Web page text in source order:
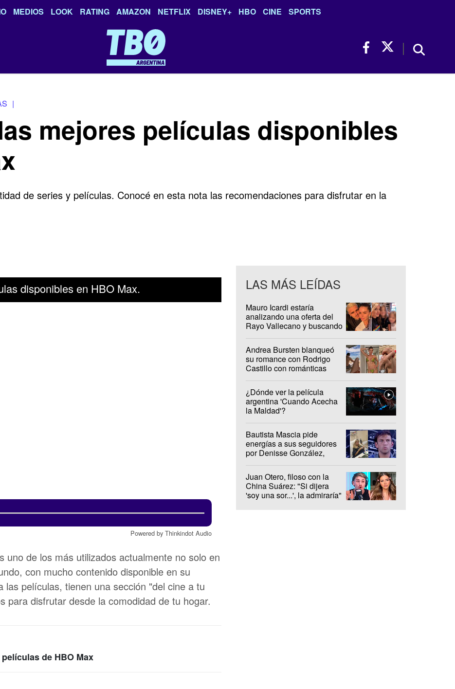
MEDIOS LOOK RATING AMAZON NETFLIX DISNEY+ HBO CINE SPORTS
|
mejores películas disponibles
de series y películas. Conocé en esta nota las recomendaciones para disfrutar en la
disponibles en HBO Max.
Powered by Thinkindot Audio
uno de los más utilizados actualmente no solo en
con mucho contenido disponible en su
las películas, tienen una sección "del cine a tu
para disfrutar desde la comodidad de tu hogar.
de HBO Max
LAS MÁS LEÍDAS
Mauro Icardi estaría
analizando una oferta del
Rayo Vallecano y buscando
Andrea Bursten blanqueó
su romance con Rodrigo
Castillo con románticas
¿Dónde ver la película
argentina 'Cuando Acecha
la Maldad'?
Bautista Mascia pide
energías a sus seguidores
por Denisse González,
Juan Otero, filoso con la
China Suárez: "Si dijera
'soy una sor...', la admiraría"